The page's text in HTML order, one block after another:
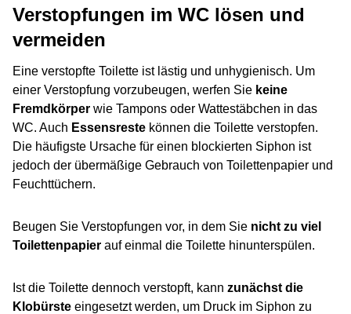
Verstopfungen im WC lösen und
vermeiden
Eine verstopfte Toilette ist lästig und unhygienisch. Um
einer Verstopfung vorzubeugen, werfen Sie keine
Fremdkörper wie Tampons oder Wattestäbchen in das
WC. Auch Essensreste können die Toilette verstopfen.
Die häufigste Ursache für einen blockierten Siphon ist
jedoch der übermäßige Gebrauch von Toilettenpapier und
Feuchttüchern.
Beugen Sie Verstopfungen vor, in dem Sie nicht zu viel
Toilettenpapier auf einmal die Toilette hinunterspülen.
Ist die Toilette dennoch verstopft, kann zunächst die
Klobürste eingesetzt werden, um Druck im Siphon zu